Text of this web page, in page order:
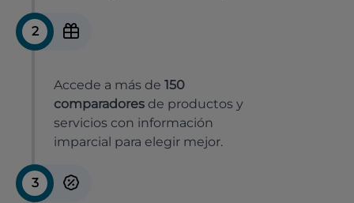
2
Accede a más de 150
comparadores de productos y
servicios con información
imparcial para elegir mejor.
3